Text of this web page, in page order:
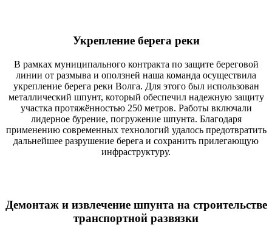
Укрепление берега реки
В рамках муниципального контракта по защите береговой
линии от размыва и оползней наша команда осуществила
укрепление берега реки Волга. Для этого был использован
металлический шпунт, который обеспечил надежную защиту
участка протяжённостью 250 метров. Работы включали
лидерное бурение, погружение шпунта. Благодаря
применению современных технологий удалось предотвратить
дальнейшее разрушение берега и сохранить прилегающую
инфраструктуру.
Демонтаж и извлечение шпунта на строительстве
транспортной развязки